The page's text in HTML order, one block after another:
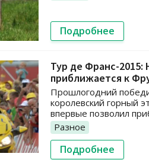
Подробнее
Тур де Франс-2015:
приближается к
Прошлогодний
королевский горный
впервые позволил
Разное
Подробнее